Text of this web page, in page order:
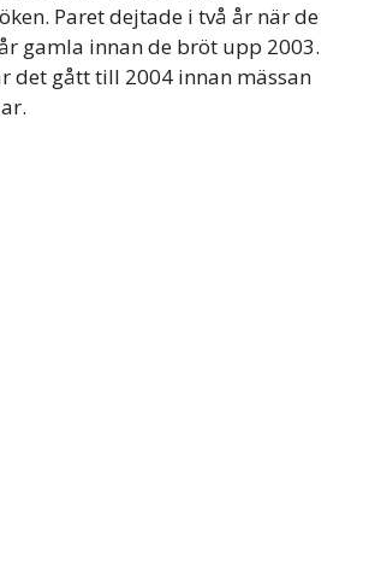
Paret dejtade i två år när de
gamla innan de bröt upp 2003.
det gått till 2004 innan mässan